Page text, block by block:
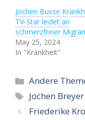
Jochen Busse
TV-Star leidet an
schmerzfreier
May 25, 2024
In "Krankheit"
Categories
Andere
Tags
Jochen
Friederike